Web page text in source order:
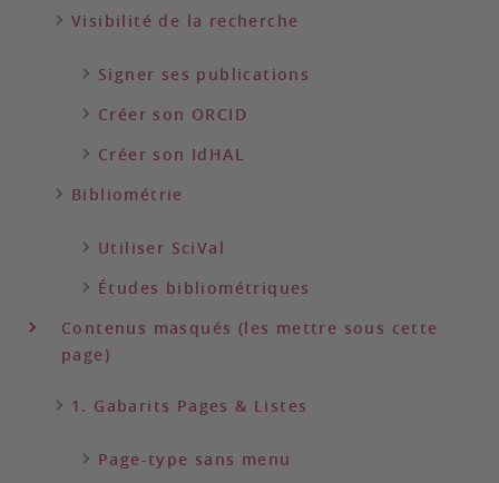
Visibilité de la recherche
Signer ses publications
Créer son ORCID
Créer son IdHAL
Bibliométrie
Utiliser SciVal
Études bibliométriques
Contenus masqués (les mettre sous cette
page)
1. Gabarits Pages & Listes
Page-type sans menu